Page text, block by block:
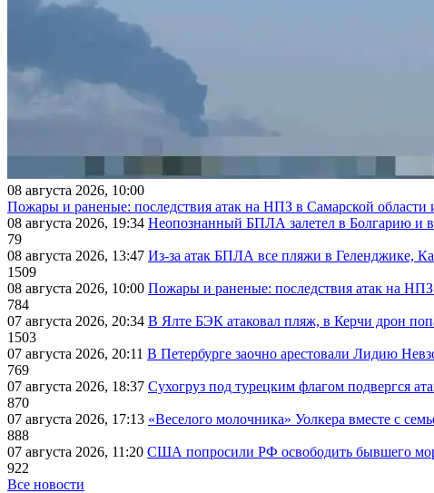
08 августа 2026, 10:00
Пожары и раненые: последствия атак на НПЗ в Самарской области
08 августа 2026, 19:34 Неопознанный БПЛА залетел в Болгарию и
79
08 августа 2026, 13:47 Из-за атак БПЛА все пляжи в Геленджике,
1509
08 августа 2026, 10:00 Пожары и раненые: последствия атак на
784
07 августа 2026, 20:34 В Ялте БЭК атаковал пляж, в Керчи дрон
1503
07 августа 2026, 20:11 В Петербурге заочно арестовали Лидию
769
07 августа 2026, 18:37 Сухогруз под турецким флагом подвергся
870
07 августа 2026, 17:13 «Веселого молочника» Уолкера вместе с
888
07 августа 2026, 11:20 США попросили РФ освободить бывшего
922
Все новости